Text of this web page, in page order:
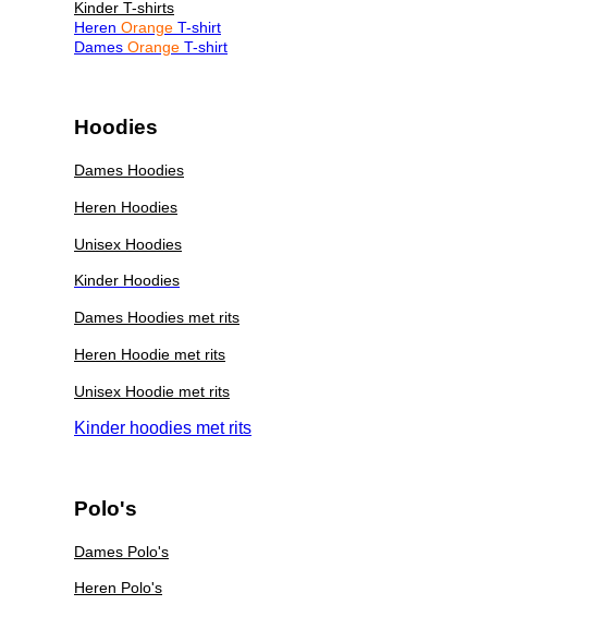
Kinder T-shirts
Heren Orange T-shirt
Dames Orange T-shirt
Hoodies
Dames Hoodies
Heren Hoodies
Unisex Hoodies
Kinder Hoodies
Dames Hoodies met rits
Heren Hoodie met rits
Unisex Hoodie met rits
Kinder hoodies met rits
Polo's
Dames Polo's
Heren Polo's